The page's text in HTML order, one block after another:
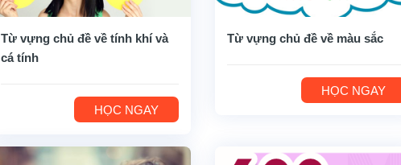
Từ vựng chủ đề về tính khí và
cá tính
HỌC NGAY
Từ vựng chủ đề về màu sắc
HỌC NGAY